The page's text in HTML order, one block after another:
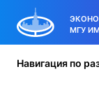
МГУ
Навигация по